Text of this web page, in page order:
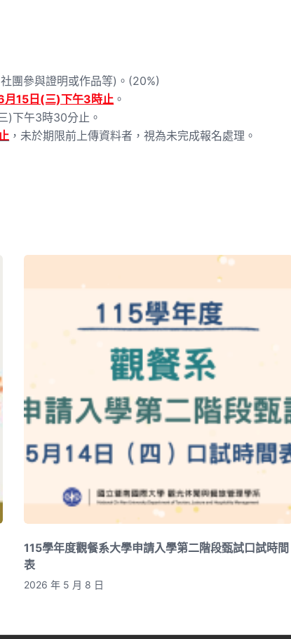
團參與證明或作品等)。(20%)
月15日(三)下午3時止 。
)下午3時30分止。
，未於期限前上傳資料者，視為未完成報名處理。
115學年度觀餐系大學申請入學第二階段甄試口試時間
表
2026 年 5 月 8 日